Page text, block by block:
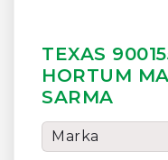
TEXAS
HORTUM
SARMA
Marka